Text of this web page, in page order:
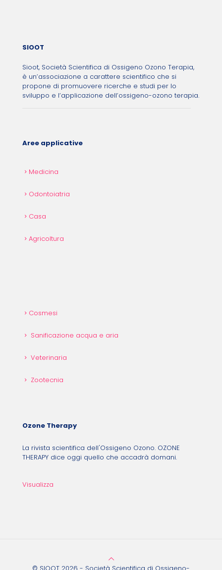
SIOOT
Sioot, Società Scientifica di Ossigeno Ozono Terapia,
è un’associazione a carattere scientifico che si
propone di promuovere ricerche e studi per lo
sviluppo e l’applicazione dell’ossigeno-ozono terapia.
Aree applicative
Medicina
Odontoiatria
Casa
Agricoltura
Cosmesi
Sanificazione acqua e aria
Veterinaria
Zootecnia
Ozone Therapy
La rivista scientifica dell'Ossigeno Ozono. OZONE
THERAPY dice oggi quello che accadrà domani.
Visualizza